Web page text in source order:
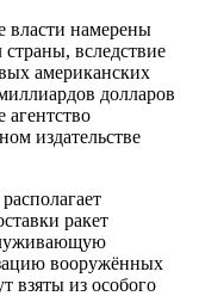
власти намерены
вследствие
американских
долларов
издательстве
ракет
вооружённых
взяты из особого